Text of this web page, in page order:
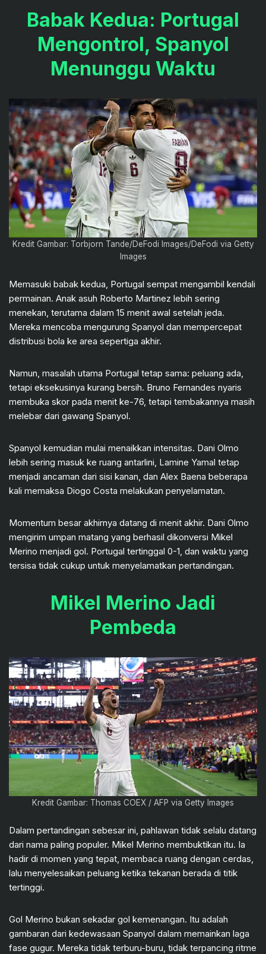
Babak Kedua: Portugal
Mengontrol, Spanyol
Menunggu Waktu
Kredit Gambar: Torbjorn Tande/DeFodi Images/DeFodi via Getty
Images
Memasuki babak kedua, Portugal sempat mengambil kendali
permainan. Anak asuh Roberto Martinez lebih sering
menekan, terutama dalam 15 menit awal setelah jeda.
Mereka mencoba mengurung Spanyol dan mempercepat
distribusi bola ke area sepertiga akhir.
Namun, masalah utama Portugal tetap sama: peluang ada,
tetapi eksekusinya kurang bersih. Bruno Fernandes nyaris
membuka skor pada menit ke-76, tetapi tembakannya masih
melebar dari gawang Spanyol.
Spanyol kemudian mulai menaikkan intensitas. Dani Olmo
lebih sering masuk ke ruang antarlini, Lamine Yamal tetap
menjadi ancaman dari sisi kanan, dan Alex Baena beberapa
kali memaksa Diogo Costa melakukan penyelamatan.
Momentum besar akhirnya datang di menit akhir. Dani Olmo
mengirim umpan matang yang berhasil dikonversi Mikel
Merino menjadi gol. Portugal tertinggal 0-1, dan waktu yang
tersisa tidak cukup untuk menyelamatkan pertandingan.
Mikel Merino Jadi
Pembeda
Kredit Gambar: Thomas COEX / AFP via Getty Images
Dalam pertandingan sebesar ini, pahlawan tidak selalu datang
dari nama paling populer. Mikel Merino membuktikan itu. Ia
hadir di momen yang tepat, membaca ruang dengan cerdas,
lalu menyelesaikan peluang ketika tekanan berada di titik
tertinggi.
Gol Merino bukan sekadar gol kemenangan. Itu adalah
gambaran dari kedewasaan Spanyol dalam memainkan laga
fase gugur. Mereka tidak terburu-buru, tidak terpancing ritme